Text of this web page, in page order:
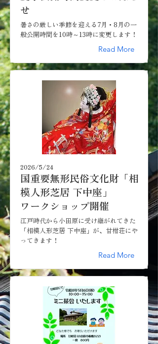
せ
暑さの厳しい季節を迎える7月・8月の一
般公開時間を10時～13時に変更します！
Read More
2026/5/24
国重要無形民俗文化財「相
模人形芝居 下中座」
ワークショップ開催
江戸時代から小田原に受け継がれてきた
「相模人形芝居 下中座」が、甘柑荘にや
ってきます！
Read More